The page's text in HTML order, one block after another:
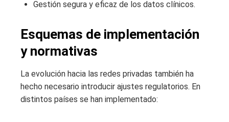
Gestión segura y eficaz de los datos clínicos.
Esquemas de implementación
y normativas
La evolución hacia las redes privadas también ha
hecho necesario introducir ajustes regulatorios. En
distintos países se han implementado: